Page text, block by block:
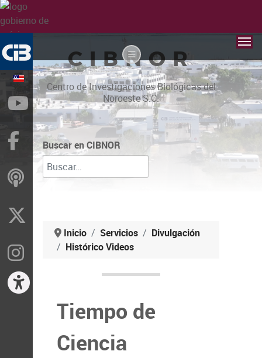
CIBNOR
Centro de Investigaciones Biológicas del
Noroeste S.C.
Buscar en CIBNOR
Inicio Servicios
Divulgación
Histórico Videos
Tiempo de
Ciencia
YouTube
Facebook
ivoox
Instragram